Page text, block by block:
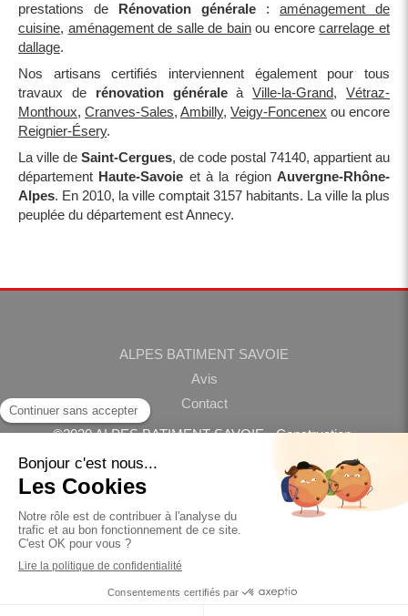
prestations de Rénovation générale : aménagement de
cuisine, aménagement de salle de bainou encorecarrelage et
dallage.
Nos artisans certifiés interviennent également pour tous
travaux de rénovation généraleàVille-la-Grand,Vétraz-
Monthoux, Cranves-Sales, Ambilly, Veigy-Foncenex ou encore
Reignier-Ésery.
La ville de Saint-Cergues, de code postal 74140, appartient au
département Haute-Savoie et à la régionAuvergne-Rhône-
Alpes. En 2010, la ville comptait 3157 habitants. La ville la plus
peuplée du département est Annecy.
ALPES BATIMENT SAVOIE
Avis
Contact
©2020 ALPES BATIMENT SAVOIE - Construction,
Mentions légales
Création et référencement du site par Simplébo